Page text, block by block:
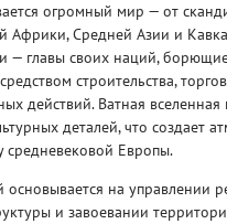
огромный мир — от
Африки, Средней Азии и
— главы своих наций,
строительства,
действий. Ватная вселенная
деталей, что создает
средневековой Европы.
на управлении
и завоевании